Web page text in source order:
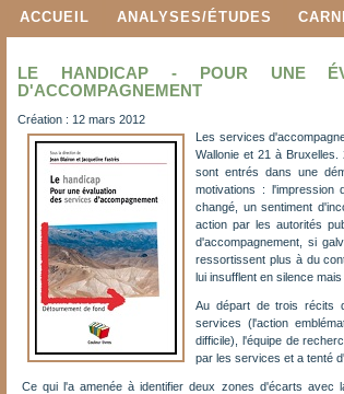
ACCUEIL ANALYSES/ÉTUDES
LE HANDICAP - POUR UNE
D'ACCOMPAGNEMENT
Création : 12 mars 2012
Les services
Wallonie et 21 à Bruxelles.
sont entrés dans une
motivations : l'impression
changé, un sentiment
action par les autorités
d'accompagnement, si
ressortissent plus à du
lui insufflent en silence
Au départ de trois récits
services (l'action
difficile), l'équipe de
par les services et a tenté
Ce qui l'a amenée à identifier deux zones d'écarts avec